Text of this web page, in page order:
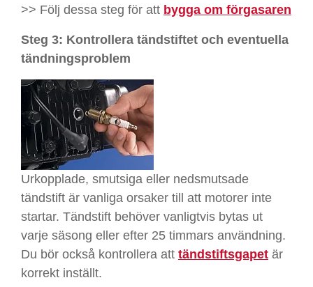
>> Följ dessa steg för att bygga om förgasaren
Steg 3: Kontrollera tändstiftet och eventuella
tändningsproblem
Urkopplade, smutsiga eller nedsmutsade
tändstift är vanliga orsaker till att motorer inte
startar. Tändstift behöver vanligtvis bytas ut
varje säsong eller efter 25 timmars användning.
Du bör också kontrollera att tändstiftsgapet är
korrekt inställt.